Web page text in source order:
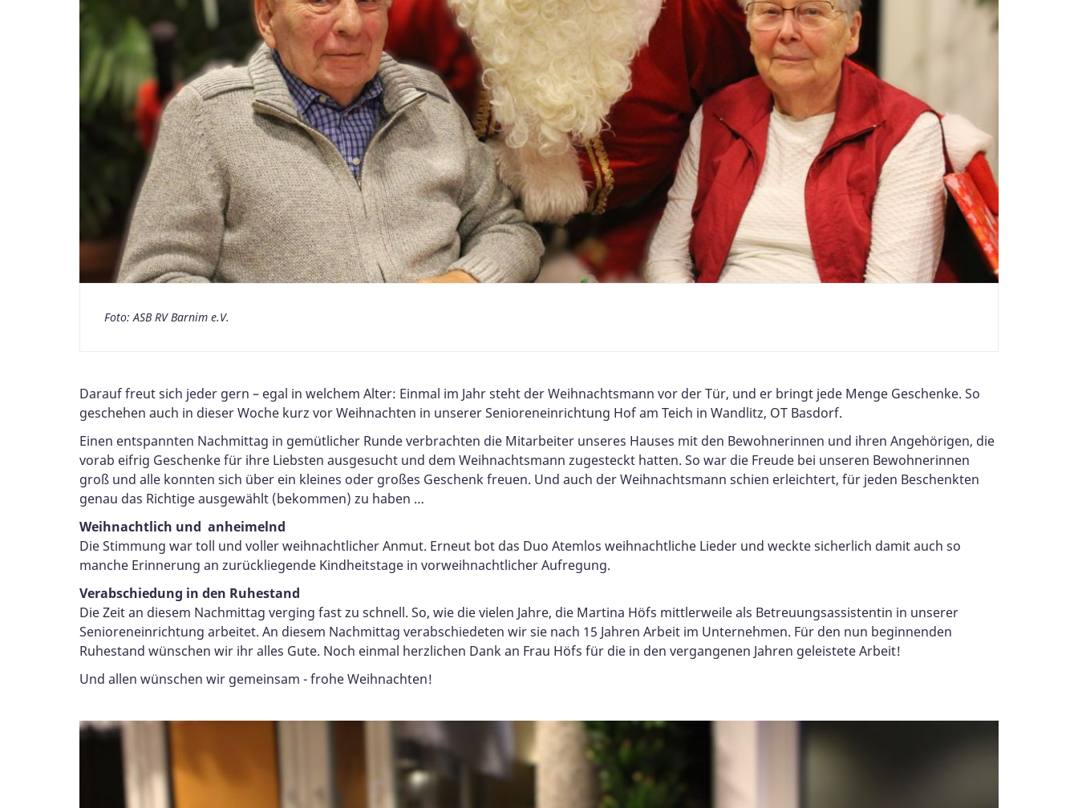
Foto: ASB RV Barnim e.V.
Darauf freut sich jeder gern – egal in welchem Alter: Einmal im Jahr steht der Weihnachtsmann vor der Tür, und er bringt jede Menge Geschenke. So
geschehen auch in dieser Woche kurz vor Weihnachten in unserer Senioreneinrichtung Hof am Teich in Wandlitz, OT Basdorf.
Einen entspannten Nachmittag in gemütlicher Runde verbrachten die Mitarbeiter unseres Hauses mit den Bewohnerinnen und ihren Angehörigen, die
vorab eifrig Geschenke für ihre Liebsten ausgesucht und dem Weihnachtsmann zugesteckt hatten. So war die Freude bei unseren Bewohnerinnen
groß und alle konnten sich über ein kleines oder großes Geschenk freuen. Und auch der Weihnachtsmann schien erleichtert, für jeden Beschenkten
genau das Richtige ausgewählt (bekommen) zu haben …
Weihnachtlich und anheimelnd
Die Stimmung war toll und voller weihnachtlicher Anmut. Erneut bot das Duo Atemlos weihnachtliche Lieder und weckte sicherlich damit auch so
manche Erinnerung an zurückliegende Kindheitstage in vorweihnachtlicher Aufregung.
Verabschiedung in den Ruhestand
Die Zeit an diesem Nachmittag verging fast zu schnell. So, wie die vielen Jahre, die Martina Höfs mittlerweile als Betreuungsassistentin in unserer
Senioreneinrichtung arbeitet. An diesem Nachmittag verabschiedeten wir sie nach 15 Jahren Arbeit im Unternehmen. Für den nun beginnenden
Ruhestand wünschen wir ihr alles Gute. Noch einmal herzlichen Dank an Frau Höfs für die in den vergangenen Jahren geleistete Arbeit!
Und allen wünschen wir gemeinsam - frohe Weihnachten!